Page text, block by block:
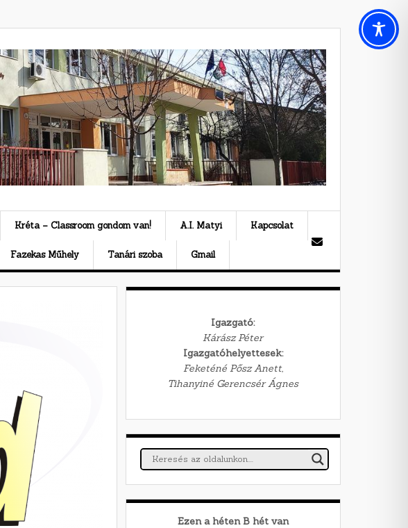
Kréta – Classroom gondom van! A.I. Matyi Kapcsolat
Fazekas Műhely Tanári szoba Gmail
Igazgató:
Kárász Péter
Igazgatóhelyettesek:
Feketéné Pősz Anett,
Tihanyiné Gerencsér Ágnes
Ezen a héten Bhét van